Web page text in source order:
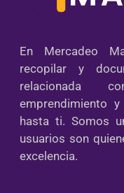
En Mercadeo
recopilar y
relacionada
emprendimiento
hasta ti. Somos
usuarios son
excelencia.